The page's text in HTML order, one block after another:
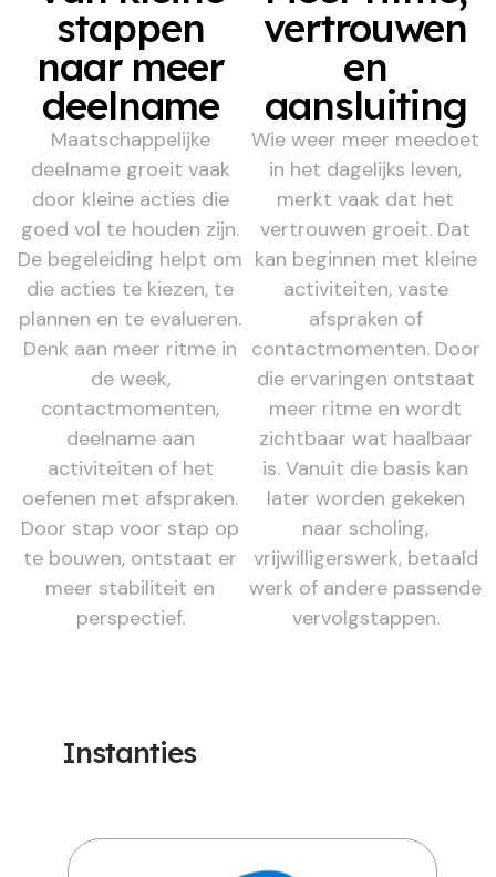
stappen
naar meer
deelname
Maatschappelijke
deelname groeit vaak
door kleine acties die
goed vol te houden zijn.
De begeleiding helpt om
die acties te kiezen, te
plannen en te evalueren.
Denk aan meer ritme in
de week,
contactmomenten,
deelname aan
activiteiten of het
oefenen met afspraken.
Door stap voor stap op
te bouwen, ontstaat er
meer stabiliteit en
perspectief.
vertrouwen
en
aansluiting
Wie weer meer meedoet
in het dagelijks leven,
merkt vaak dat het
vertrouwen groeit. Dat
kan beginnen met kleine
activiteiten, vaste
afspraken of
contactmomenten. Door
die ervaringen ontstaat
meer ritme en wordt
zichtbaar wat haalbaar
is. Vanuit die basis kan
later worden gekeken
naar scholing,
vrijwilligerswerk, betaald
werk of andere passende
vervolgstappen.
Instanties